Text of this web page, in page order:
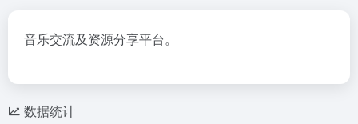
音乐交流及资源分享平台。
数据统计